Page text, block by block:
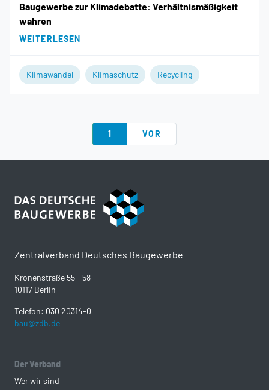
Baugewerbe zur Klimadebatte: Verhältnismäßigkeit
wahren
WEITERLESEN
Klimawandel Klimaschutz Recycling
1 VOR
Zentralverband Deutsches Baugewerbe
Kronenstraße 55 - 58
10117 Berlin
Telefon: 030 20314-0
bau@zdb.de
Der Verband
Wer wir sind